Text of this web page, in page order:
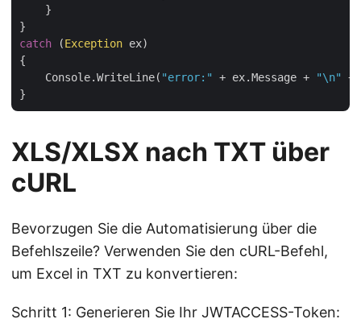
    }
catch (Exception ex)
{
    Console.WriteLine(
"error:" + ex.Message + "\n"
+
XLS/XLSX nach TXT über
cURL
Bevorzugen Sie die Automatisierung über die
Befehlszeile? Verwenden Sie den cURL-Befehl,
um Excel in TXT zu konvertieren:
Schritt 1: Generieren Sie Ihr JWTACCESS-Token: